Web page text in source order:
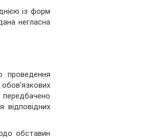
із форм
негласна
обов'язкових
передбачено
обставин